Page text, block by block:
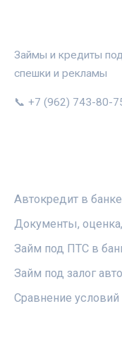
Займы и кредиты
спешки и рекламы
📞 +7 (962) 743-80-
Автокредит в
Документы,
Займ под ПТС в
Займ под залог
Сравнение